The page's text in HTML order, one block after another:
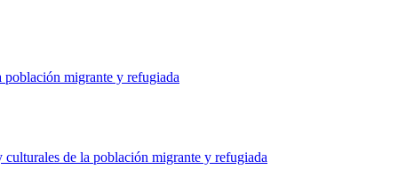
migrante y refugiada
de la población migrante y refugiada